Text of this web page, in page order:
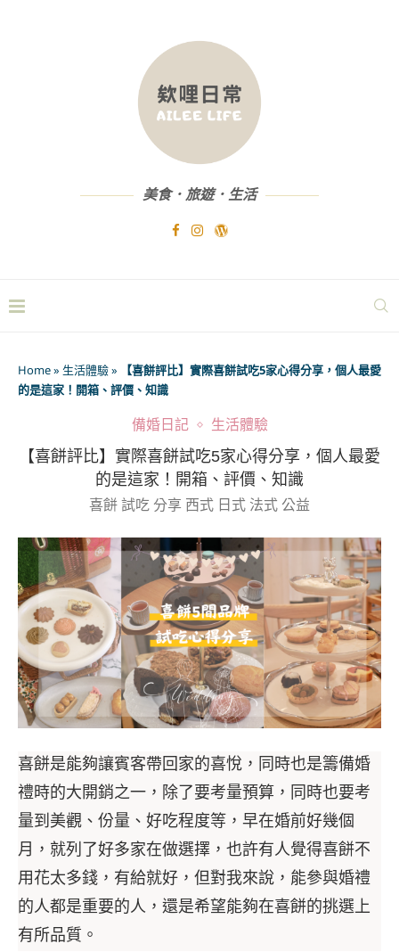
美食．旅遊．生活
Home» 生活體驗»
【喜餅評比】實際喜餅試吃5家心得分享，個人最愛
的是這家！開箱、評價、知識
備婚日記 生活體驗
【喜餅評比】實際喜餅試吃5家心得分享，個人最愛
的是這家！開箱、評價、知識
喜餅 試吃 分享 西式 日式 法式 公益
喜餅是能夠讓賓客帶回家的喜悅，同時也是籌備婚
禮時的大開銷之一，除了要考量預算，同時也要考
量到美觀、份量、好吃程度等，早在婚前好幾個
月，就列了好多家在做選擇，也許有人覺得喜餅不
用花太多錢，有給就好，但對我來說，能參與婚禮
的人都是重要的人，還是希望能夠在喜餅的挑選上
有所品質。